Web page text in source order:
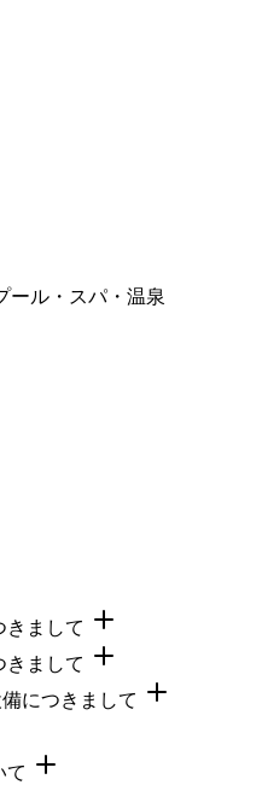
ール・スパ・温泉
きまして
きまして
につきまして
て